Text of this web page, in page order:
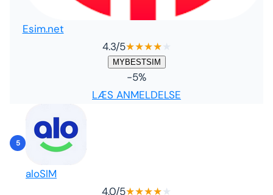
Esim.net
4.3/5★★★★
MYBESTSIM
-5%
LÆS ANMELDELSE
5
aloSIM
4.0/5★★★★★